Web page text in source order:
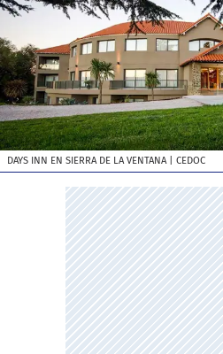
DAYS INN EN SIERRA DE LA VENTANA| CEDOC